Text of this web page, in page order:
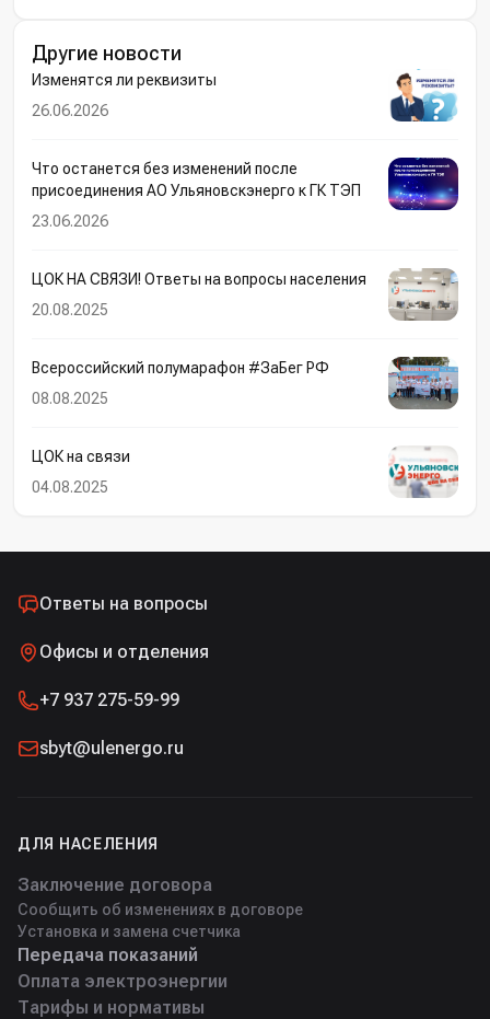
Другие новости
Изменятся ли реквизиты
26.06.2026
Что останется без изменений после
присоединения АО Ульяновскэнерго к ГК ТЭП
23.06.2026
ЦОК НА СВЯЗИ! Ответы на вопросы населения
20.08.2025
Всероссийский полумарафон #ЗаБег РФ
08.08.2025
ЦОК на связи
04.08.2025
Ответы на вопросы
Офисы и отделения
+7 937 275-59-99
sbyt@ulenergo.ru
ДЛЯ НАСЕЛЕНИЯ
Заключение договора
Сообщить об изменениях в договоре
Установка и замена счетчика
Передача показаний
Оплата электроэнергии
Тарифы и нормативы